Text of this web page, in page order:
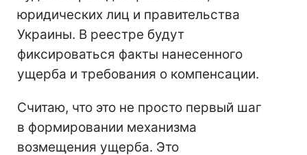
юридических лиц и правительства
Украины. В реестре будут
фиксироваться факты нанесенного
ущерба и требования о компенсации.
Считаю, что это не просто первый шаг
в формировании механизма
возмещения ущерба. Это